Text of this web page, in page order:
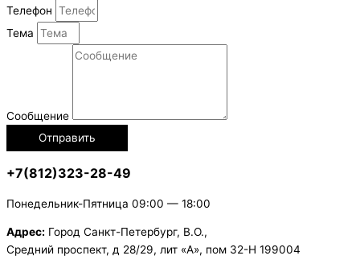
Телефон
Тема
Сообщение
Отправить
+7(812)323-28-49
Понедельник-Пятница 09:00 — 18:00
Адрес: Город Санкт-Петербург, В.О.,
Средний проспект, д 28/29, лит «А», пом 32-Н 199004